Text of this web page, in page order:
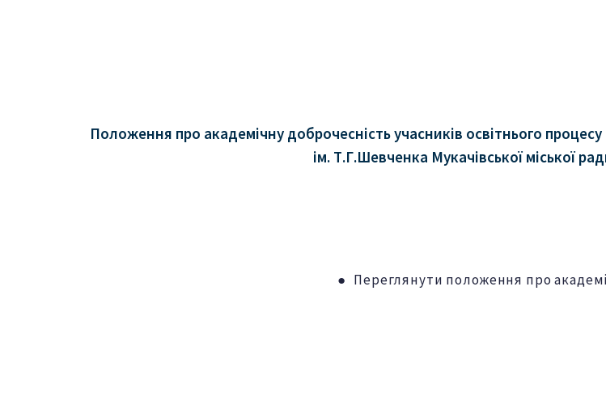
Положення про академічну доброчесність учасників освітнього процесу
ім. Т.Г.Шевченка Мукачівської міської
● Переглянути положення про